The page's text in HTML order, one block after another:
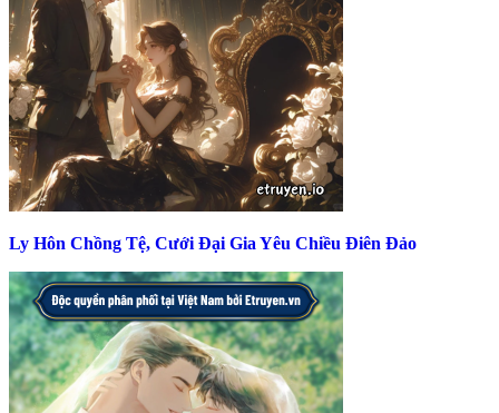
Ly Hôn Chồng Tệ, Cưới Đại Gia Yêu Chiều Điên Đảo